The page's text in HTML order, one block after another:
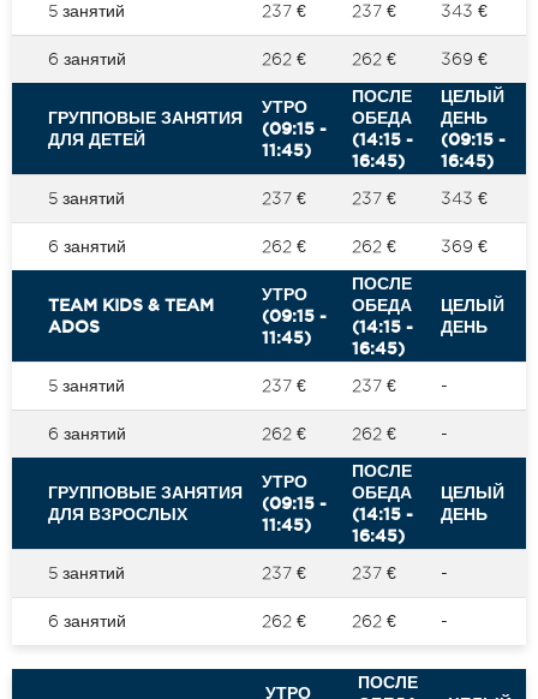
5 занятий
237 € 237 € 343 €
6 занятий 262 € 262 € 369 €
ГРУППОВЫЕ ЗАНЯТИЯ
ДЛЯ ДЕТЕЙ
УТРО
(09:15 -
11:45)
ПОСЛЕ
ОБЕДА
(14:15 -
16:45)
ЦЕЛЫЙ
ДЕНЬ
(09:15 -
16:45)
5 занятий
237 € 237 € 343 €
6 занятий 262 € 262 € 369 €
TEAM KIDS & TEAM
ADOS
УТРО
(09:15 -
11:45)
ПОСЛЕ
ОБЕДА
(14:15 -
16:45)
ЦЕЛЫЙ
ДЕНЬ
5 занятий 237 € 237 € -
6 занятий 262 € 262 € -
ГРУППОВЫЕ ЗАНЯТИЯ
ДЛЯ ВЗРОСЛЫХ
УТРО
(09:15 -
11:45)
ПОСЛЕ
ОБЕДА
(14:15 -
16:45)
ЦЕЛЫЙ
ДЕНЬ
5 занятий 237 € 237 € -
6 занятий 262 € 262 € -
УТРО
ПОСЛЕ